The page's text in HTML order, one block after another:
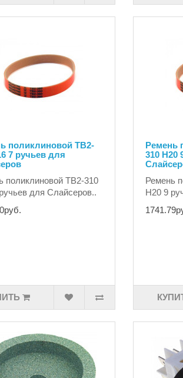
поликлиновой TB2-
7 ручьев для
поликлиновой TB2-310
для Слайсеров..
Ремень
310 H20
Ремень
H20 9